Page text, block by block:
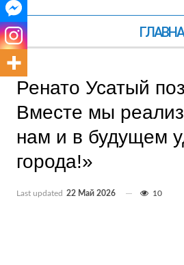
Ренато Усатый
Вместе мы
нам и в будущем
города!»
Last updated 22 Май 2026 10